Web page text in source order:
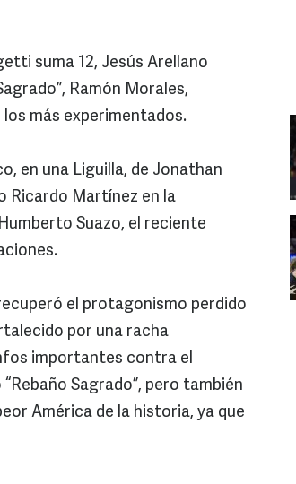
suma 12, Jesús Arellano
Ramón Morales,
los más experimentados.
en una Liguilla, de Jonathan
Ricardo Martínez en la
Suazo, el reciente
el protagonismo perdido
por una racha
importantes contra el
Sagrado”, pero también
América de la historia, ya que